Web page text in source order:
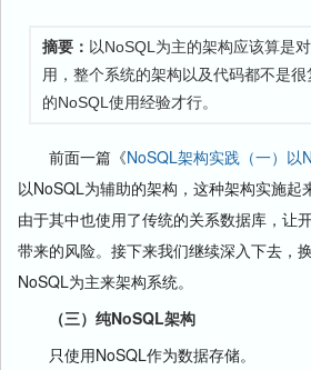
摘要： 以NoSQL为主的架构应该算是
用，整个系统的架构以及代码都不是
的NoSQL使用经验才行。
前面一篇《NoSQL架构实践（一）以
以NoSQL为辅助的架构，这种架构实施起
由于其中也使用了传统的关系数据库，让
带来的风险。接下来我们继续深入下去，
NoSQL为主来架构系统。
（三）纯NoSQL架构
只使用NoSQL作为数据存储。